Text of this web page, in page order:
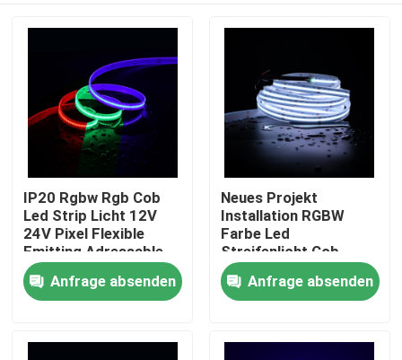
IP20 Rgbw Rgb Cob
Led Strip Licht 12V
24V Pixel Flexible
Emitting Adressable
Cob Led Strip
Anfrage absenden
Neues Projekt
Installation RGBW
Farbe Led
Streifenlicht Cob
Magic Digital
Adressierbares COB
Led Streifen
Anfrage absenden